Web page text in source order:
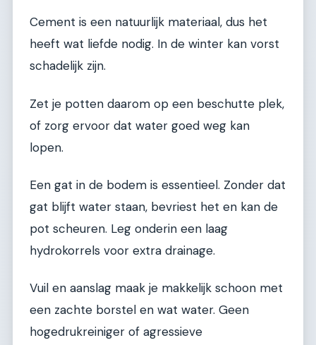
Cement is een natuurlijk materiaal, dus het
heeft wat liefde nodig. In de winter kan vorst
schadelijk zijn.
Zet je potten daarom op een beschutte plek,
of zorg ervoor dat water goed weg kan
lopen.
Een gat in de bodem is essentieel. Zonder dat
gat blijft water staan, bevriest het en kan de
pot scheuren. Leg onderin een laag
hydrokorrels voor extra drainage.
Vuil en aanslag maak je makkelijk schoon met
een zachte borstel en wat water. Geen
hogedrukreiniger of agressieve